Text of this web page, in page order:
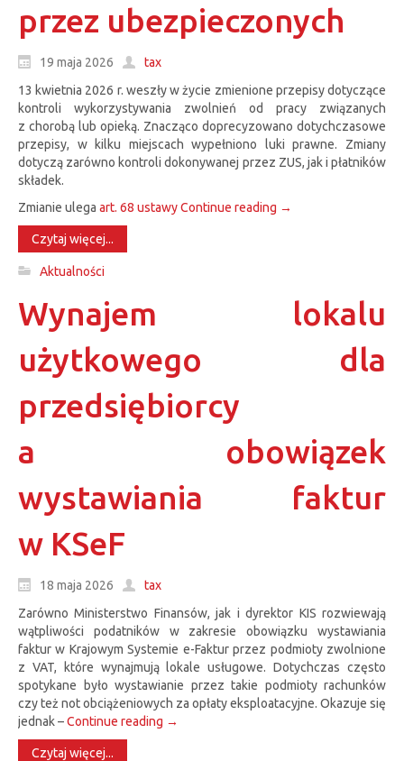
przez ubezpieczonych
19 maja 2026
tax
13 kwietnia 2026 r. weszły w życie zmienione przepisy dotyczące
kontroli wykorzystywania zwolnień od pracy związanych
z chorobą lub opieką. Znacząco doprecyzowano dotychczasowe
przepisy, w kilku miejscach wypełniono luki prawne. Zmiany
dotyczą zarówno kontroli dokonywanej przez ZUS, jak i płatników
składek.
Zmianie ulega art. 68 ustawyContinue reading →
Czytaj więcej...
Aktualności
Wynajem lokalu
użytkowego dla
przedsiębiorcy
a obowiązek
wystawiania faktur
w KSeF
18 maja 2026
tax
Zarówno Ministerstwo Finansów, jak i dyrektor KIS rozwiewają
wątpliwości podatników w zakresie obowiązku wystawiania
faktur w Krajowym Systemie e-Faktur przez podmioty zwolnione
z VAT, które wynajmują lokale usługowe. Dotychczas często
spotykane było wystawianie przez takie podmioty rachunków
czy też not obciążeniowych za opłaty eksploatacyjne. Okazuje się
jednak –Continue reading →
Czytaj więcej...